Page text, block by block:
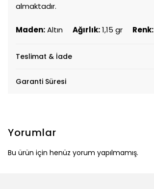
almaktadır.
Maden:Altın Ağırlık:1,15 gr Renk:
Teslimat & İade
Garanti Süresi
Yorumlar
Bu ürün için henüz yorum yapılmamış.